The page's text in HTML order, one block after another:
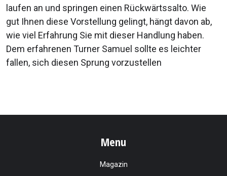
laufen an und springen einen Rückwärtssalto. Wie
gut Ihnen diese Vorstellung gelingt, hängt davon ab,
wie viel Erfahrung Sie mit dieser Handlung haben.
Dem erfahrenen Turner Samuel sollte es leichter
fallen, sich diesen Sprung vorzustellen
Menu
Magazin